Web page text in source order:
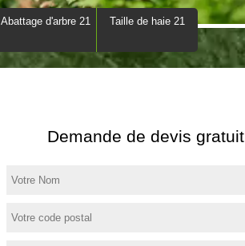
Abattage d'arbre 21 Taille de haie 21
Demande de devis gratuit